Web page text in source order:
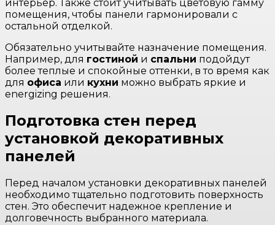
интерьер. Также стоит учитывать цветовую гамму
помещения, чтобы панели гармонировали с
остальной отделкой.
Обязательно учитывайте назначение помещения.
Например, для гостиной и спальни подойдут
более теплые и спокойные оттенки, в то время как
для офиса или кухни можно выбрать яркие и
energizing решения.
Подготовка стен перед
установкой декоративных
панелей
Перед началом установки декоративных панелей
необходимо тщательно подготовить поверхность
стен. Это обеспечит надежное крепление и
долговечность выбранного материала.